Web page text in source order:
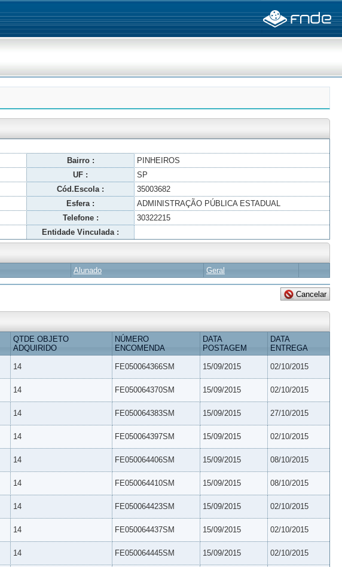
Bairro :
PINHEIROS
UF :
SP
Cód.Escola :
35003682
Esfera :
ADMINISTRAÇÃO PÚBLICA ESTADUAL
Telefone :
30322215
Entidade Vinculada :
Alunado Geral
QTDE OBJETO
ADQUIRIDO
NÚMERO
ENCOMENDA
DATA
POSTAGEM
DATA
ENTREGA
14 FE050064366SM 15/09/2015 02/10/2015
14 FE050064370SM 15/09/2015 02/10/2015
14 FE050064383SM 15/09/2015 27/10/2015
14 FE050064397SM 15/09/2015 02/10/2015
14 FE050064406SM 15/09/2015 08/10/2015
14 FE050064410SM 15/09/2015 08/10/2015
14 FE050064423SM 15/09/2015 02/10/2015
14 FE050064437SM 15/09/2015 02/10/2015
14 FE050064445SM 15/09/2015 02/10/2015